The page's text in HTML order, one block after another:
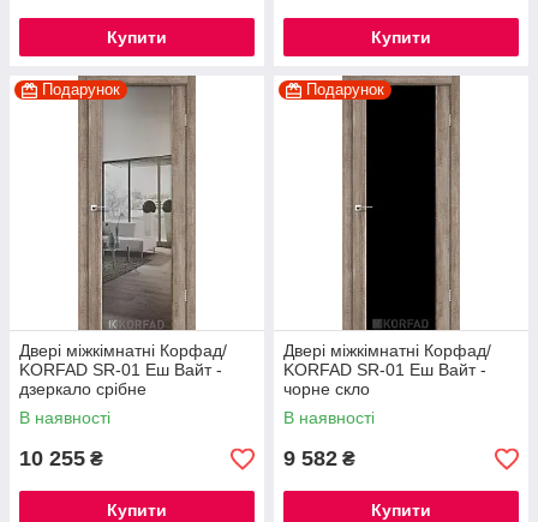
Купити Купити
Подарунок
Двері міжкімнатні Корфад/
KORFAD SR-01 Еш Вайт -
дзеркало срібне
В наявності
10 255 ₴
Купити
Подарунок
Двері міжкімнатні Корфад/
KORFAD SR-01 Еш Вайт -
чорне скло
В наявності
9 582 ₴
Купити